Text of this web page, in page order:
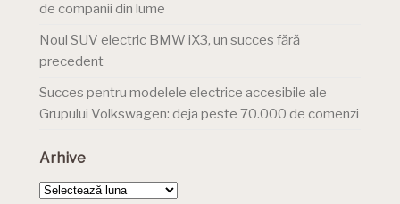
de companii din lume
Noul SUV electric BMW iX3, un succes fără
precedent
Succes pentru modelele electrice accesibile ale
Grupului Volkswagen: deja peste 70.000 de comenzi
Arhive
Arhive